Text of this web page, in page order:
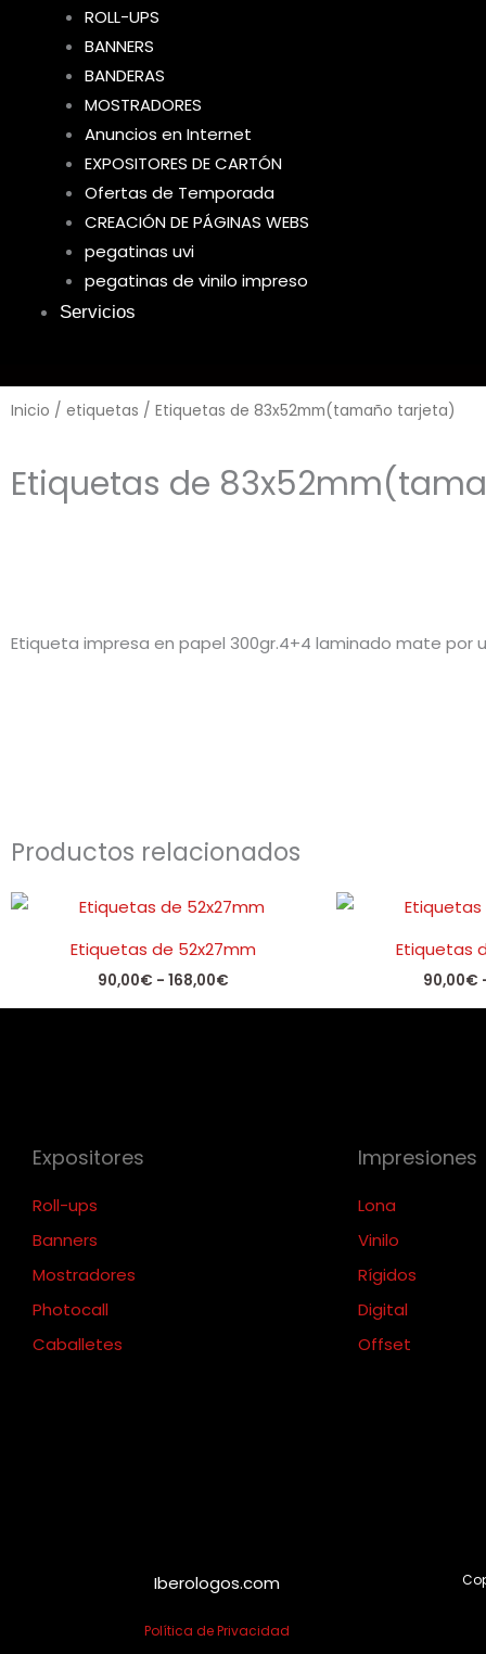
ROLL-UPS
BANNERS
BANDERAS
MOSTRADORES
Anuncios en Internet
EXPOSITORES DE CARTÓN
Ofertas de Temporada
CREACIÓN DE PÁGINAS WEBS
pegatinas uvi
pegatinas de vinilo impreso
Servicios
Inicio / etiquetas / Etiquetas de 83x52mm(tamaño tarjeta)
Etiquetas de
Etiqueta impresa en papel 300gr.4+4 laminado mate por
Productos relacionados
Etiquetas de 52x27mm
90,00€ - 168,00€
Rango
de
desde
90,00€
168,00€
Etiquetas
90,00€
Expositores
Roll-ups
Banners
Mostradores
Photocall
Caballetes
Impresiones
Lona
Vinilo
Rígidos
Digital
Offset
Iberologos.com
Política de Privacidad